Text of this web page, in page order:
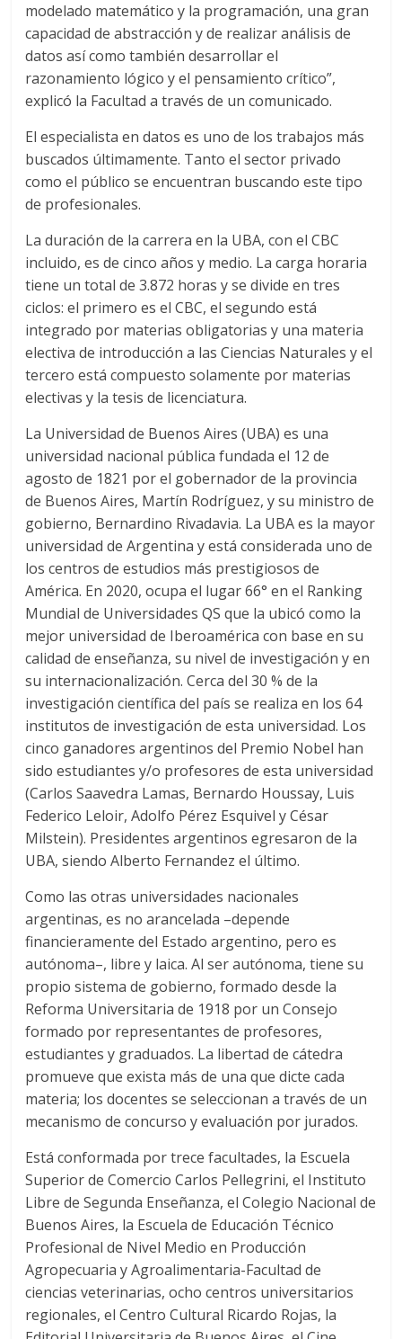
modelado matemático y la programación, una gran
capacidad de abstracción y de realizar análisis de
datos así como también desarrollar el
razonamiento lógico y el pensamiento crítico”,
explicó la Facultad a través de un comunicado.
El especialista en datos es uno de los trabajos más
buscados últimamente. Tanto el sector privado
como el público se encuentran buscando este tipo
de profesionales.
La duración de la carrera en la UBA, con el CBC
incluido, es de cinco años y medio. La carga horaria
tiene un total de 3.872 horas y se divide en tres
ciclos: el primero es el CBC, el segundo está
integrado por materias obligatorias y una materia
electiva de introducción a las Ciencias Naturales y el
tercero está compuesto solamente por materias
electivas y la tesis de licenciatura.
La Universidad de Buenos Aires (UBA) es una
universidad nacional pública fundada el 12 de
agosto de 1821 por el gobernador de la provincia
de Buenos Aires, Martín Rodríguez, y su ministro de
gobierno, Bernardino Rivadavia. La UBA es la mayor
universidad de Argentina y está considerada uno de
los centros de estudios más prestigiosos de
América.​ En 2020, ocupa el lugar 66° en el Ranking
Mundial de Universidades QS que la ubicó como la
mejor universidad de Iberoamérica​ con base en su
calidad de enseñanza, su nivel de investigación y en
su internacionalización.​ Cerca del 30 % de la
investigación científica del país se realiza en los 64
institutos de investigación de esta universidad. Los
cinco ganadores argentinos del Premio Nobel han
sido estudiantes y/o profesores de esta universidad
(Carlos Saavedra Lamas, Bernardo Houssay, Luis
Federico Leloir, Adolfo Pérez Esquivel y César
Milstein). Presidentes argentinos egresaron de la
UBA, siendo Alberto Fernandez el último.
Como las otras universidades nacionales
argentinas, es no arancelada –depende
financieramente del Estado argentino, pero es
autónoma–, libre y laica. Al ser autónoma, tiene su
propio sistema de gobierno, formado desde la
Reforma Universitaria de 1918 por un Consejo
formado por representantes de profesores,
estudiantes y graduados. La libertad de cátedra
promueve que exista más de una que dicte cada
materia; los docentes se seleccionan a través de un
mecanismo de concurso y evaluación por jurados.
Está conformada por trece facultades, la Escuela
Superior de Comercio Carlos Pellegrini, el Instituto
Libre de Segunda Enseñanza, el Colegio Nacional de
Buenos Aires, la Escuela de Educación Técnico
Profesional de Nivel Medio en Producción
Agropecuaria y Agroalimentaria-Facultad de
ciencias veterinarias,​ ocho centros universitarios
regionales, el Centro Cultural Ricardo Rojas, la